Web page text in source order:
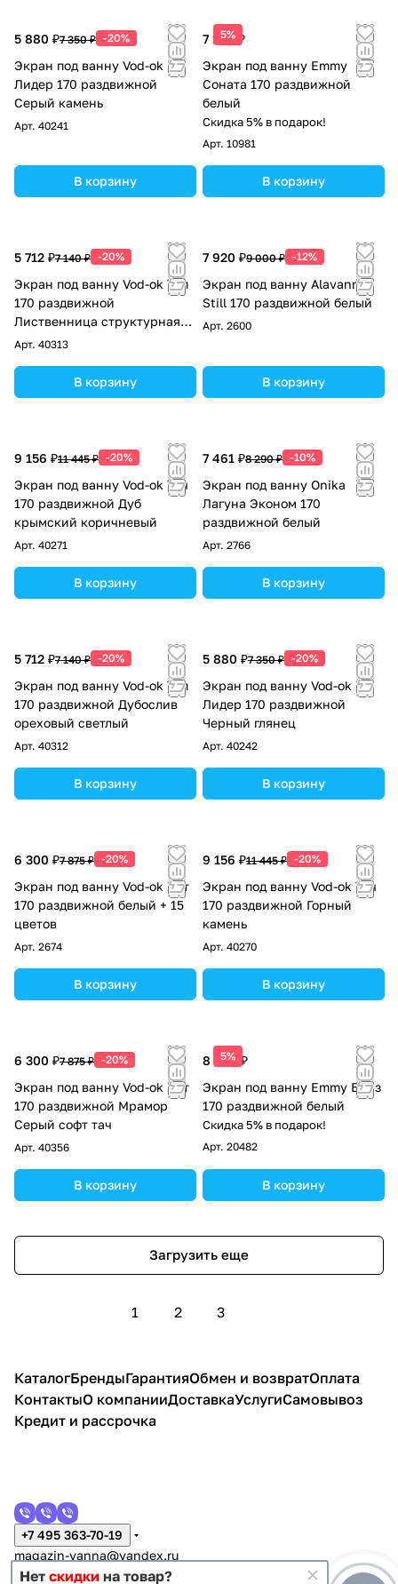
5 880 ₽7 350 ₽ -20%
Экран под ванну Vod-ok
Лидер 170 раздвижной
Серый камень
Арт. 40241
В корзину
5%
7 190 ₽
Экран под ванну Emmy
Соната 170 раздвижной
белый
Скидка 5% в подарок!
Арт. 10981
В корзину
5 712 ₽7 140 ₽ -20%
Экран под ванну Vod-ok Топ
170 раздвижной
Лиственница структурная
контрастно-серая
Арт. 40313
В корзину
7 920 ₽9 000 ₽ -12%
Экран под ванну Alavann
Still 170 раздвижной белый
Арт. 2600
В корзину
9 156 ₽11 445 ₽ -20%
Экран под ванну Vod-ok Тач
170 раздвижной Дуб
крымский коричневый
Арт. 40271
В корзину
7 461 ₽8 290 ₽ -10%
Экран под ванну Onika
Лагуна Эконом 170
раздвижной белый
Арт. 2766
В корзину
5 712 ₽7 140 ₽ -20%
Экран под ванну Vod-ok Топ
170 раздвижной Дубослив
ореховый светлый
Арт. 40312
В корзину
5 880 ₽7 350 ₽ -20%
Экран под ванну Vod-ok
Лидер 170 раздвижной
Черный глянец
Арт. 40242
В корзину
6 300 ₽7 875 ₽ -20%
Экран под ванну Vod-ok Хит
170 раздвижной белый + 15
цветов
Арт. 2674
В корзину
9 156 ₽11 445 ₽ -20%
Экран под ванну Vod-ok Тач
170 раздвижной Горный
камень
Арт. 40270
В корзину
6 300 ₽7 875 ₽ -20%
Экран под ванну Vod-ok Хит
170 раздвижной Мрамор
Серый софт тач
Арт. 40356
В корзину
5%
8 390 ₽
Экран под ванну Emmy Бриз
170 раздвижной белый
Скидка 5% в подарок!
Арт. 20482
В корзину
Загрузить еще
1 2 3
КаталогБрендыГарантияОбмен и возвратОплата
КонтактыО компанииДоставкаУслугиСамовывоз
Кредит и рассрочка
+7 495 363-70-19
magazin-vanna@yandex.ru
г. Москва, Митино, улица Пятницкое шоссе 47
Нет скидки на товар?